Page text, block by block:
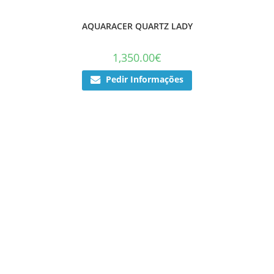
AQUARACER QUARTZ LADY
1,350.00€
Pedir Informações